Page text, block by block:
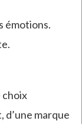
émotions.
choix
d’une marque